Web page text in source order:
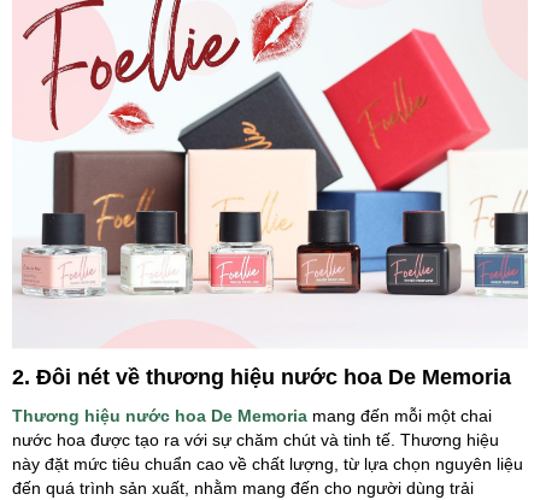
2. Đôi nét về thương hiệu nước hoa De Memoria
Thương hiệu nước hoa De Memoria mang đến mỗi một chai
nước hoa được tạo ra với sự chăm chút và tinh tế. Thương hiệu
này đặt mức tiêu chuẩn cao về chất lượng, từ lựa chọn nguyên liệu
đến quá trình sản xuất, nhằm mang đến cho người dùng trải